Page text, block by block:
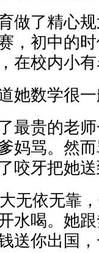
做了精心
，初中的
在校内小有
她数学很
最贵的老
妈骂。然
咬牙把她
无依无靠
水喝。她
送你出国